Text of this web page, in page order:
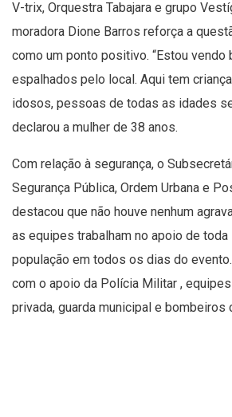
V-trix, Orquestra Tabajara e grupo
moradora Dione Barros reforça a
como um ponto positivo. “Estou vendo
espalhados pelo local. Aqui tem
idosos, pessoas de todas as idades
declarou a mulher de 38 anos.
Com relação à segurança, o
Segurança Pública, Ordem Urbana e
destacou que não houve nenhum
as equipes trabalham no apoio de toda
população em todos os dias do
com o apoio da Polícia Militar ,
privada, guarda municipal e bombeiros